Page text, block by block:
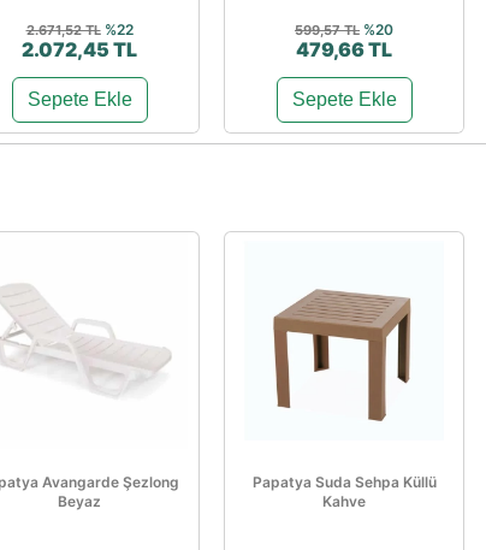
2.671,52 TL %22
2.072,45 TL
Sepete Ekle
599,57 TL %20
479,66 TL
Sepete Ekle
Avangarde Şezlong
Beyaz
Papatya Suda Sehpa Küllü
Kahve